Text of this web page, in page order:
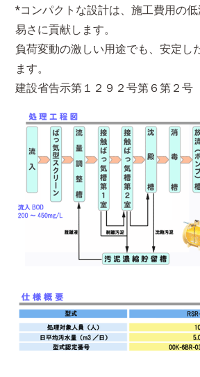
*コンパクトな設計は、施工費用の
易さに貢献します。
負荷変動の激しい用途でも、安定し
ます。
建設省告示第１２９２号第６第２号